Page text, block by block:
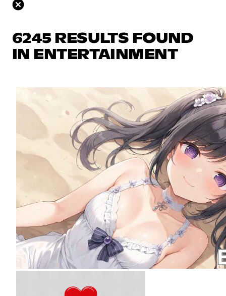
6245 RESULTS FOUND
IN ENTERTAINMENT